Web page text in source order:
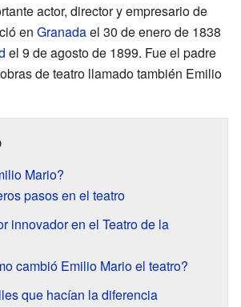
actor, director y empresario de
en Granadael 30 de enero de 1838
el 9 de agosto de 1899. Fue el padre
de teatro llamado también Emilio
Mario?
pasos en el teatro
innovador en el Teatro de la
cambió Emilio Mario el teatro?
que hacían la diferencia